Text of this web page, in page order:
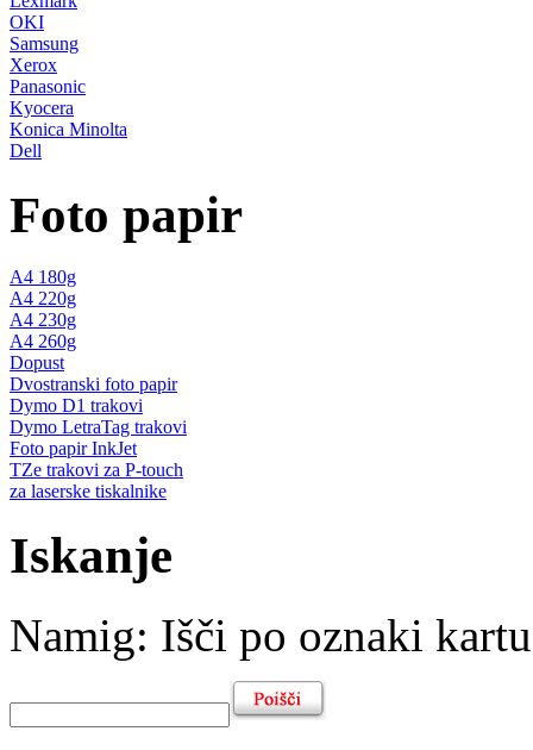
OKI
Samsung
Xerox
Panasonic
Kyocera
Konica Minolta
Dell
Foto papir
A4 180g
A4 220g
A4 230g
A4 260g
Dopust
Dvostranski foto papir
Dymo D1 trakovi
Dymo LetraTag trakovi
Foto papir InkJet
TZe trakovi za P-touch
za laserske tiskalnike
Iskanje
Namig: Išči po oznaki